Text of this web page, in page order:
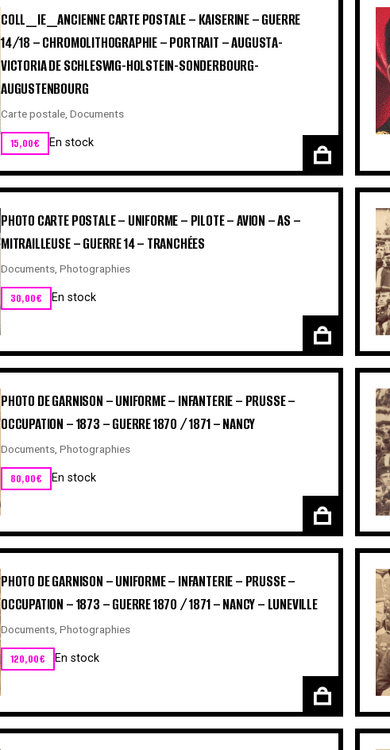
COLL_IE_ANCIENNE CARTE POSTALE – KAISERINE – GUERRE
14/18 – CHROMOLITHOGRAPHIE – PORTRAIT – AUGUSTA-
VICTORIA DE SCHLESWIG-HOLSTEIN-SONDERBOURG-
AUGUSTENBOURG
Carte postale Documents
15,00€ En stock
PHOTO CARTE POSTALE – UNIFORME – PILOTE – AVION – AS –
MITRAILLEUSE – GUERRE 14 – TRANCHÉES
Documents Photographies
30,00€ En stock
PHOTO DE GARNISON – UNIFORME – INFANTERIE – PRUSSE –
OCCUPATION – 1873 – GUERRE 1870 / 1871 – NANCY
Documents Photographies
80,00€ En stock
PHOTO DE GARNISON – UNIFORME – INFANTERIE – PRUSSE –
OCCUPATION – 1873 – GUERRE 1870 / 1871 – NANCY – LUNEVILLE
Documents Photographies
120,00€ En stock